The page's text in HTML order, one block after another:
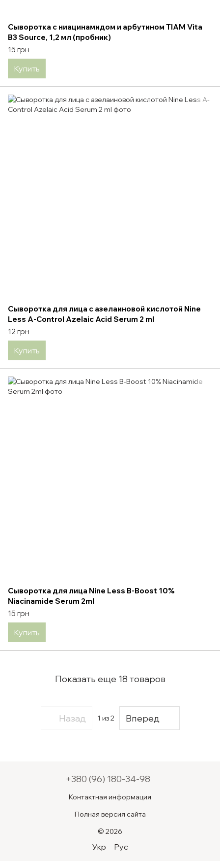
Сыворотка с ниацинамидом и арбутином TIAM Vita
B3 Source, 1,2 мл (пробник)
15 грн
Купить
Сыворотка для лица с азелаиновой кислотой Nine
Less A-Control Azelaic Acid Serum 2 ml
12 грн
Купить
Сыворотка для лица Nine Less B-Boost 10%
Niacinamide Serum 2ml
15 грн
Купить
Показать еще 18 товаров
Назад 1 из 2 Вперед
+380 (96) 180-34-98
Контактная информация
Полная версия сайта
© 2026
Укр Рус